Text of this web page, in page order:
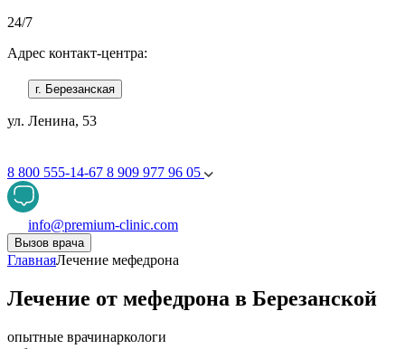
24/7
Адрес контакт-центра:
г. Березанская
ул. Ленина, 53
8 800 555-14-67 8 909 977 96 05
info@premium-clinic.com
Вызов врача
ГлавнаяЛечение мефедрона
Лечение от мефедрона в Березанской
опытные врачинаркологи